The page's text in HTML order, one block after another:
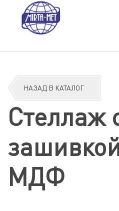
НАЗАД В КАТАЛОГ
Стеллаж
МДФ